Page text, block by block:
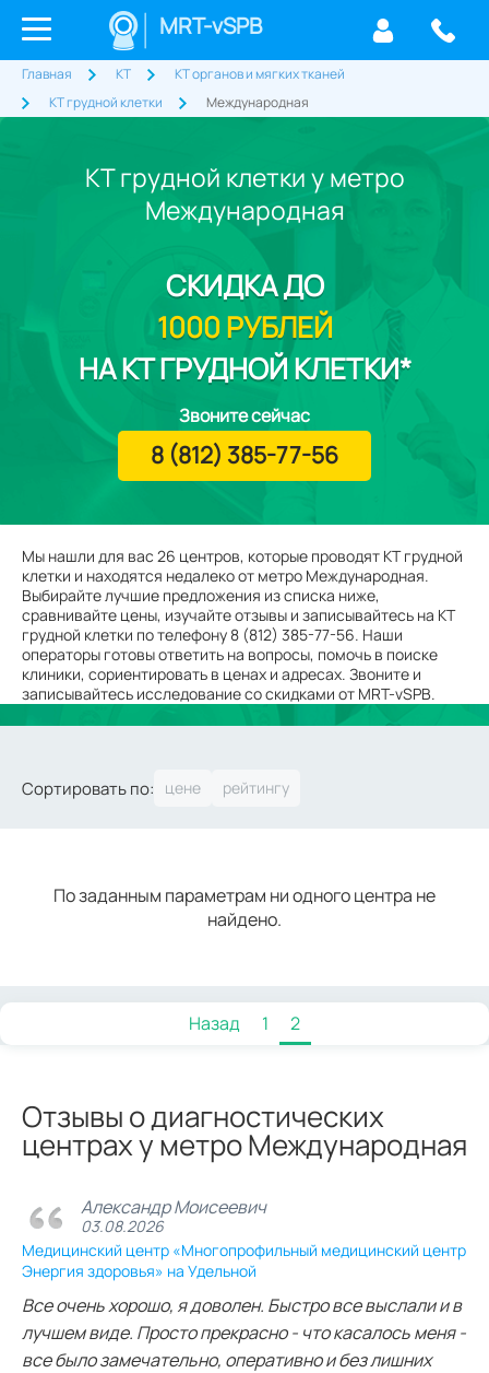
MRT-vSPB
Главная КТ
КТ органов и мягких тканей
КТ грудной клетки
Международная
КТ грудной клетки у метро
Международная
Мы нашли для вас 26 центров, которые проводят КТ грудной
клетки и находятся недалеко от метро Международная.
Выбирайте лучшие предложения из списка ниже,
сравнивайте цены, изучайте отзывы и записывайтесь на КТ
грудной клетки по телефону 8 (812) 385-77-56. Наши
операторы готовы ответить на вопросы, помочь в поиске
клиники, сориентировать в ценах и адресах. Звоните и
записывайтесь исследование со скидками от MRT-vSPB.
СКИДКАДО
1000 РУБЛЕЙ
НА КТ ГРУДНОЙ КЛЕТКИ*
Звоните сейчас
8 (812) 385-77-56
Сортировать по:
По заданным параметрам ни одного центра не
найдено.
Назад 1 2
Отзывы о диагностических
центрах у метро Международная
Александр Моисеевич
03.08.2026
Медицинский центр «Многопрофильный медицинский центр
Энергия здоровья» на Удельной
Все очень хорошо, я доволен. Быстро все выслали и в
лучшем виде. Просто прекрасно - что касалось меня -
все было замечательно, оперативно и без лишних